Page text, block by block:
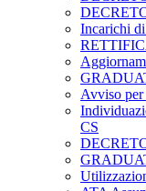
Incarichi di
Avviso
CS